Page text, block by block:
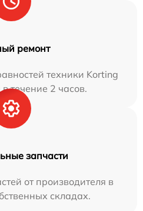
ремонт
техники Korting
течение 2 часов.
запчасти
от производителя в
складах.